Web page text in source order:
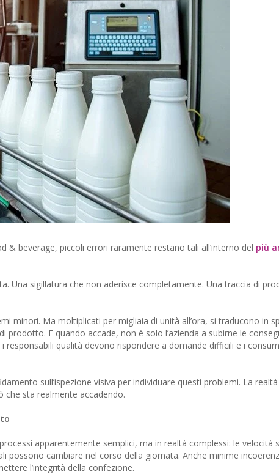
& beverage, piccoli errori raramente restano tali all’interno del più
Una sigillatura che non aderisce completamente. Una traccia di
minori. Ma moltiplicati per migliaia di unità all’ora, si traducono in
prodotto. E quando accade, non è solo l’azienda a subirne le
qualità devono rispondere a domande difficili e i
sull’ispezione visiva per individuare questi problemi. La
che sta realmente accadendo.
apparentemente semplici, ma in realtà complessi: le velocità
possono cambiare nel corso della giornata. Anche minime
l’integrità della confezione.